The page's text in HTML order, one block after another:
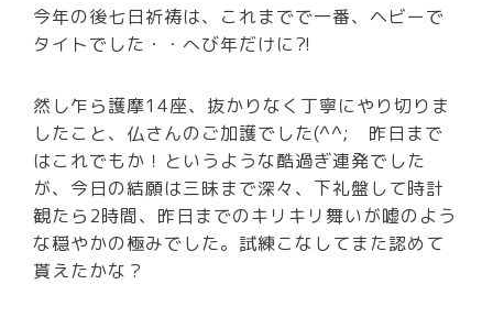
今年の後七日祈祷は、これまでで一番、ヘビーで
タイトでした・・へび年だけに⁈
然し乍ら護摩14座、抜かりなく丁寧にやり切りま
したこと、仏さんのご加護でした(^^; 昨日まで
はこれでもか！というような酷過ぎ連発でした
が、今日の結願は三昧まで深々、下礼盤して時計
観たら2時間、昨日までのキリキリ舞いが嘘のよう
な穏やかの極みでした。試練こなしてまた認めて
貰えたかな？